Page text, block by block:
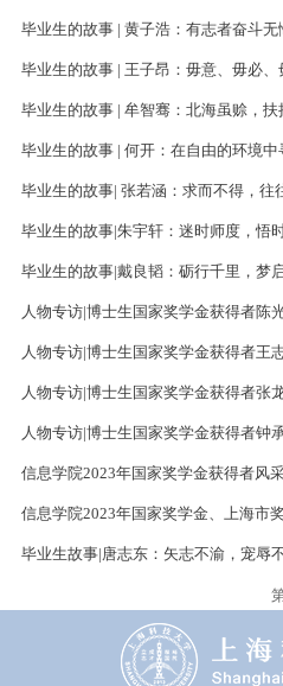
毕业生的故事 | 黄子浩：有志者奋斗无
毕业生的故事 | 王子昂：毋意、毋必、
毕业生的故事 | 何开：在自由的环境中
毕业生的故事| 张若涵：求而不得，往
毕业生的故事|朱宇轩：迷时师度，悟
毕业生的故事|戴良韬：砺行千里，梦
人物专访|博士生国家奖学金获得者王
信息学院2023年国家奖学金获得者风
毕业生故事|唐志东：矢志不渝，宠辱